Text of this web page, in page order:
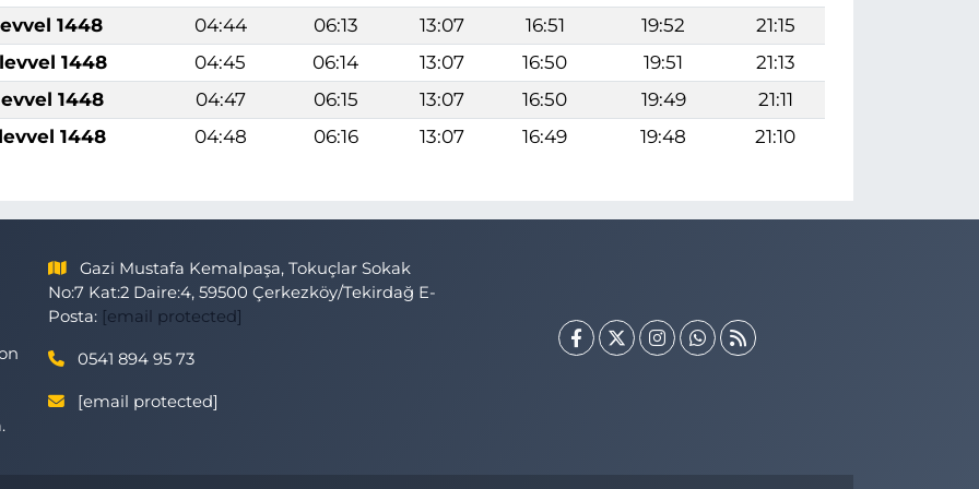
1448 04:44 06:13 13:07 16:51 19:52
21:15
1448
04:45 06:14 13:07 16:50 19:51
21:13
1448
04:47 06:15 13:07 16:50 19:49
21:11
1448
04:48 06:16 13:07 16:49 19:48 21:10
Gazi Mustafa Kemalpaşa, Tokuçlar Sokak
No:7 Kat:2 Daire:4, 59500 Çerkezköy/Tekirdağ E-
Posta: [email protected]
0541 894 95 73
[email protected]